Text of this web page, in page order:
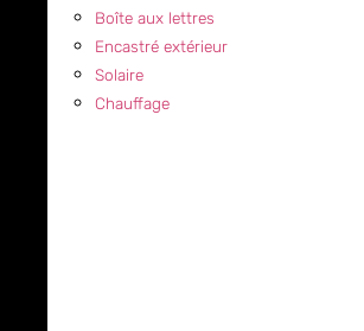
Boîte aux lettres
Encastré extérieur
Solaire
Chauffage